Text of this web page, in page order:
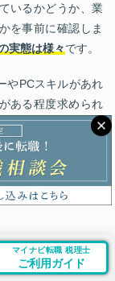
いるかどうか、業
を事前に確認しま
実態は様々です。
やPCスキルがあれ
ある程度求められ
育体制が整ってい
を覚えなければな
点は事前に確認し
マイナビ転職 税理士
ご利用ガイド